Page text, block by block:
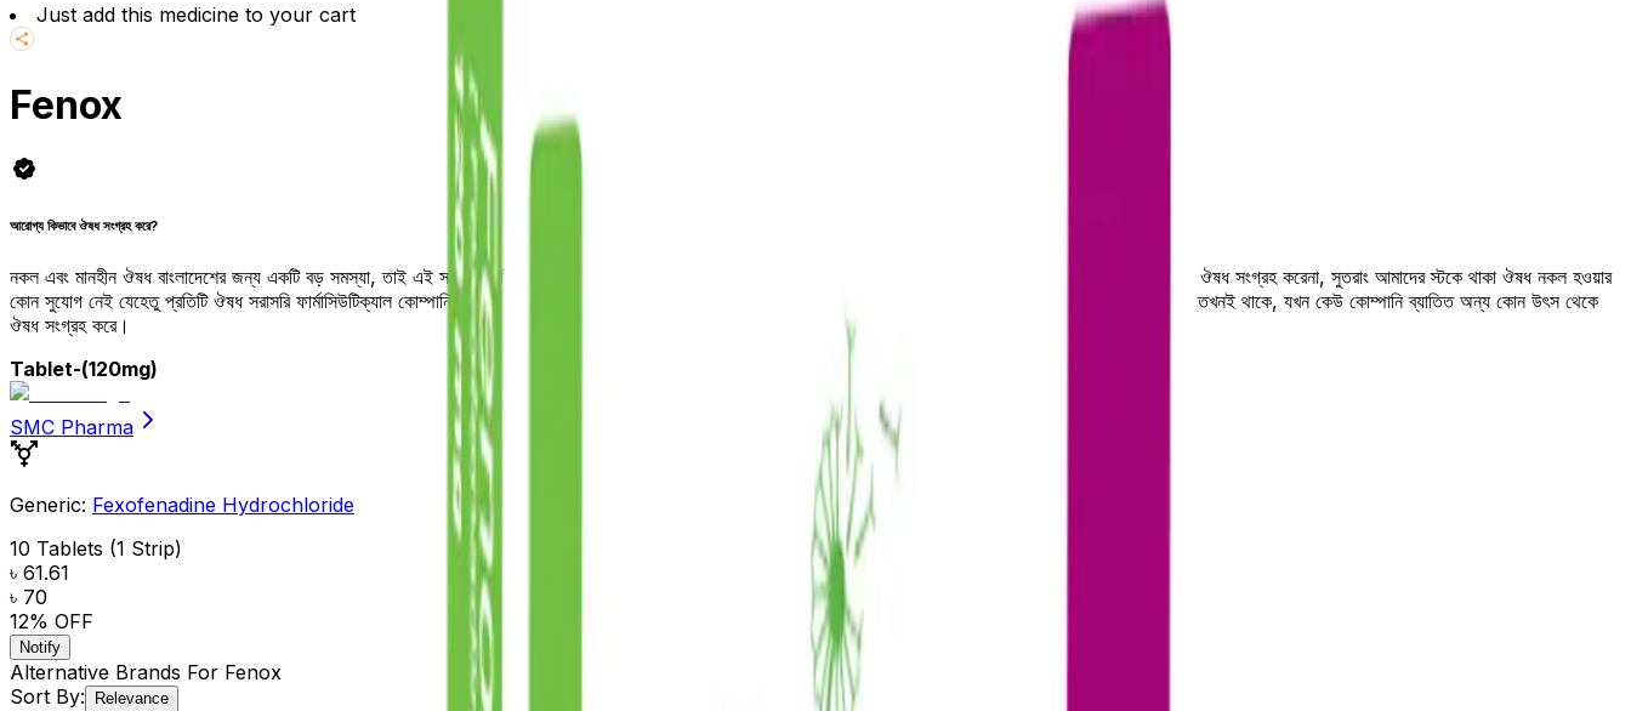
Just add this medicine to your cart
Fenox
আরোগ্য কিভাবে ঔষধ সংগ্রহ করে?
নকল এবং মানহীন ঔষধ বাংলাদেশের জন্য একটি বড় সমস্যা, তাই এই সমস্যা কাটিয়ে উঠার জন্য আমাদের সকল ঔষধ ক্রয় করা হয় সরাসরি কোম্পানি থেকে আরোগ্য কোন পাইকারি বিক্রেতা থেকে ঔষধ সংগ্রহ করেনা, সুতরাং আমাদের স্টকে থাকা ঔষধ নকল হওয়ার
কোন সুযোগ নেই যেহেতু প্রতিটি ঔষধ সরাসরি ফার্মাসিউটিক্যাল কোম্পানি থেকেই আসছে, তাই আমাদের থেকে ক্রয়কৃত ঔষধ নিয়ে আপনি শতভাগ নিশ্চিত থাকতে পারেন৷ ঔষধ নকল হওয়ার সুযোগ তখনই থাকে, যখন কেউ কোম্পানি ব্যাতিত অন্য কোন উৎস থেকে
ঔষধ সংগ্রহ করে।
Tablet-(120mg)
SMC Pharma
Generic: Fexofenadine Hydrochloride
10 Tablets (1 Strip)
৳ 61.61
৳ 70
12% OFF
Notify
Alternative Brands For Fenox
Sort By:
Relevance